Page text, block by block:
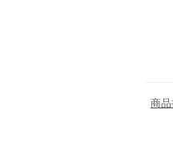
商